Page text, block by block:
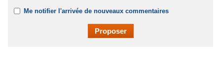
Me notifier l'arrivée de nouveaux commentaires